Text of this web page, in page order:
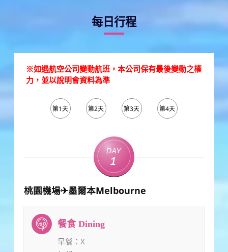
每日行程
※如遇航空公司變動航班，本公司保有最後變動之權
力，並以說明會資料為準
第1天 第2天 第3天 第4天
Day
1
桃園機場✈墨爾本Melbourne
早餐 ：X